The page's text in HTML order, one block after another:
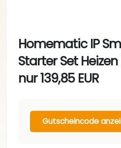
Homematic IP
Starter Set Heizen
nur 139,85 EUR
Gutscheincode